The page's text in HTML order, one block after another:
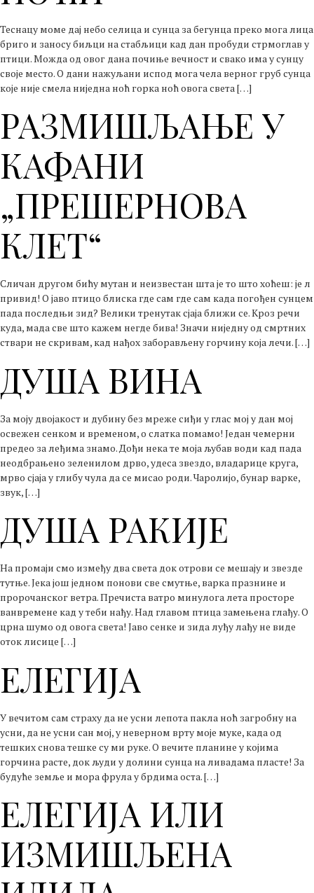
Теснацу моме дај небо селица и сунца за бегунца преко мога лица
бриго и заносу биљци на стабљици кад дан пробуди стрмоглав у
птици. Можда од овог дана почиње вечност и свако има у сунцу
своје место. О дани нажуљани испод мога чела верног груб сунца
које није смела ниједна ноћ горка ноћ овога света […]
РАЗМИШЉАЊЕ У
КАФАНИ
„ПРЕШЕРНОВА
КЛЕТ“
Сличан другом бићу мутан и неизвестан шта је то што хоћеш: је л
привид! О јаво птицо блиска где сам где сам када погођен сунцем
пада последњи зид? Велики тренутак сјаја ближи се. Кроз речи
куда, мада све што кажем негде бива! Значи ниједну од смртних
ствари не скривам, кад нађох заборављену горчину која лечи. […]
ДУША ВИНА
За моју двојакост и дубину без мреже сиђи у глас мој у дан мој
освежен сенком и временом, о слатка помамо! Један чемерни
предео за леђима знамо. Дођи нека те моја љубав води кад пада
неодбрањено зеленилом дрво, удеса звездо, владарице круга,
мрво сјаја у глибу чула да се мисао роди. Чаролијо, бунар варке,
звук, […]
ДУША РАКИЈЕ
На промаји смо између два света док отрови се мешају и звезде
тутње. Јека још једном понови све смутње, варка празнине и
пророчанског ветра. Пречиста ватро минулога лета просторе
ванвремене кад у теби нађу. Над главом птица замењена глађу. О
црна шумо од овога света! Јаво сенке и зида луђу лађу не виде
оток лисице […]
ЕЛЕГИЈА
У вечитом сам страху да не усни лепота пакла ноћ загробну на
усни, да не усни сан мој, у неверном врту моје муке, када од
тешких снова тешке су ми руке. О вечите планине у којима
горчина расте, док људи у долини сунца на ливадама пласте! За
будуће земље и мора фрула у брдима оста. […]
ЕЛЕГИЈА ИЛИ
ИЗМИШЉЕНА